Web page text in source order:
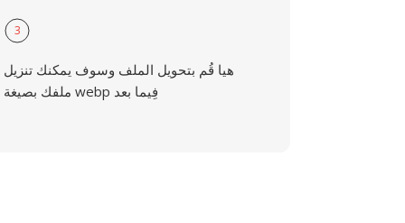
3
هيا قُم بتحويل الملف وسوف يمكنك تنزيل
ملفك بصيغة webp فِيما بعد